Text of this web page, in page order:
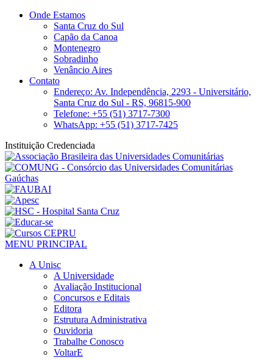
Onde Estamos
Santa Cruz do Sul
Capão da Canoa
Montenegro
Sobradinho
Venâncio Aires
Contato
Endereço: Av. Independência, 2293 - Universitário,
Santa Cruz do Sul - RS, 96815-900
Telefone: +55 (51) 3717-7300
WhatsApp: +55 (51) 3717-7425
Instituição Credenciada
MENU PRINCIPAL
A Unisc
A Universidade
Avaliação Institucional
Concursos e Editais
Editora
Estrutura Administrativa
Ouvidoria
Trabalhe Conosco
VoltarE